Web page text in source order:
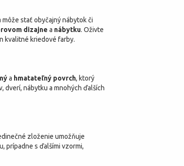
stať obyčajný nábytok či
dizajne a nábytku. Oživte
kvalitné kriedové farby.
a hmatateľný povrch, ktorý
dverí, nábytku a mnohých ďalších
zloženie umožňuje
prípadne s ďalšími vzormi,